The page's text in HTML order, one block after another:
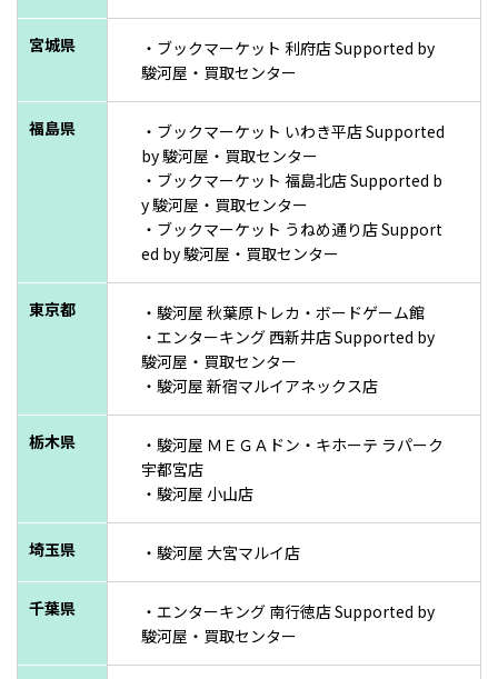
宮城県
・ブックマーケット 利府店 Supported by
駿河屋・買取センター
福島県
・ブックマーケット いわき平店 Supported
by 駿河屋・買取センター
・ブックマーケット 福島北店 Supported b
y 駿河屋・買取センター
・ブックマーケット うねめ通り店 Support
ed by 駿河屋・買取センター
東京都
・駿河屋 秋葉原トレカ・ボードゲーム館
・エンターキング 西新井店 Supported by
駿河屋・買取センター
・駿河屋 新宿マルイアネックス店
栃木県
・駿河屋 ＭＥＧＡドン・キホーテ ラパーク
宇都宮店
・駿河屋 小山店
埼玉県 ・駿河屋 大宮マルイ店
千葉県
・エンターキング 南行徳店 Supported by
駿河屋・買取センター